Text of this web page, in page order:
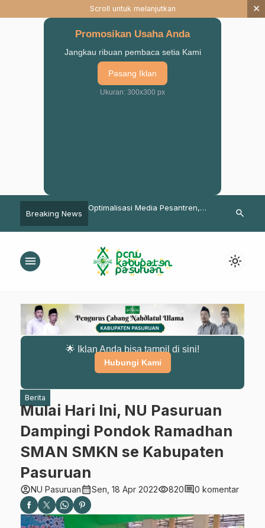
Scroll untuk melanjutkan ×
Promosikan Usaha Anda
Jangkau ribuan pembaca setia Kami
Pasang Iklan
Ukuran: 300x300 px
Breaking News
Paduan Suara
Optimalisasi Media Pesantren,
Jurnalistik
Tetap
Pasuruan
search
menu light_mode
🌟 Iklan Anda bisa tampil di sini!
Hubungi Kami
Berita
Mulai Hari Ini, NU Pasuruan
Dampingi Pondok Ramadhan
SMAN SMKN se Kabupaten
Pasuruan
account_circleNU Pasuruancalendar_monthSen, 18 Apr 2022visibility820comment0 komentar